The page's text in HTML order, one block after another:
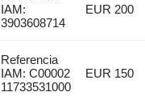
IAM:
3903608714
EUR 200
Referencia
IAM: C00002
11733531000
EUR 150